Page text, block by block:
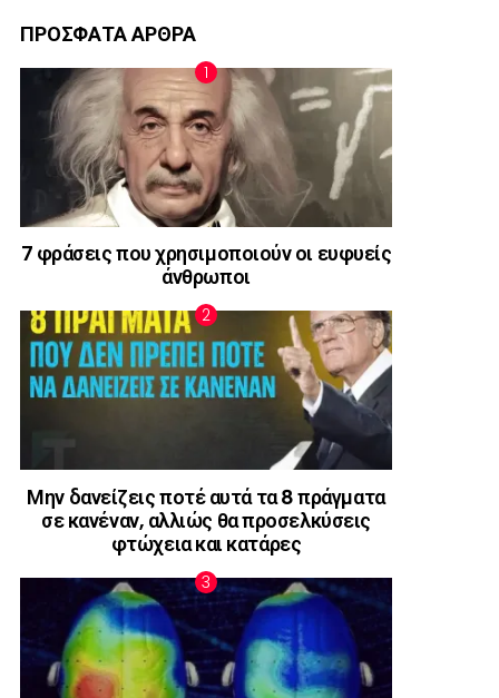
ΠΡΟΣΦΑΤΑ ΑΡΘΡΑ
7 φράσεις που χρησιμοποιούν οι ευφυείς
άνθρωποι
Μην δανείζεις ποτέ αυτά τα 8 πράγματα
σε κανέναν, αλλιώς θα προσελκύσεις
φτώχεια και κατάρες